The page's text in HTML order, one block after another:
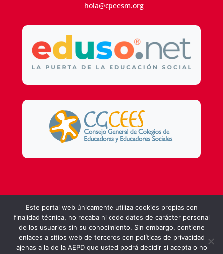
hola@cpeesm.org
Este portal web únicamente utiliza cookies propias con
finalidad técnica, no recaba ni cede datos de carácter personal
de los usuarios sin su conocimiento. Sin embargo, contiene
enlaces a sitios web de terceros con políticas de privacidad
ajenas a la de la AEPD que usted podrá decidir si acepta o no